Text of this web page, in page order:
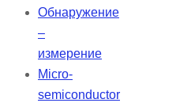
Обнаружение
–
измерение
Micro-
semiconductor